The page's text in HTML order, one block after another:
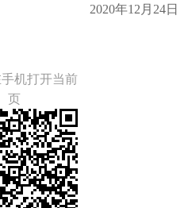
2020年12月24日
机打开当前
页